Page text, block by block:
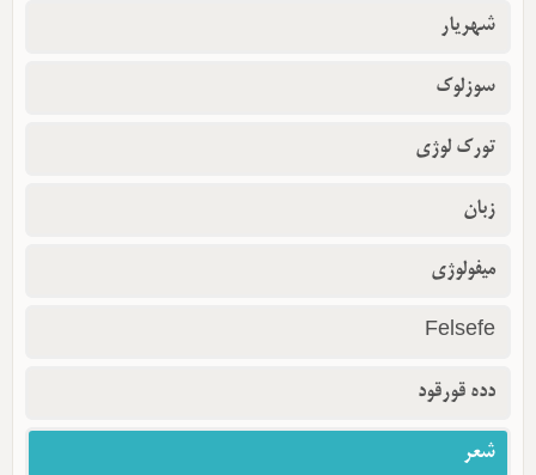
شهریار
سوزلوک
تورک لوژی
زبان
میفولوژی
Felsefe
دده قورقود
شعر